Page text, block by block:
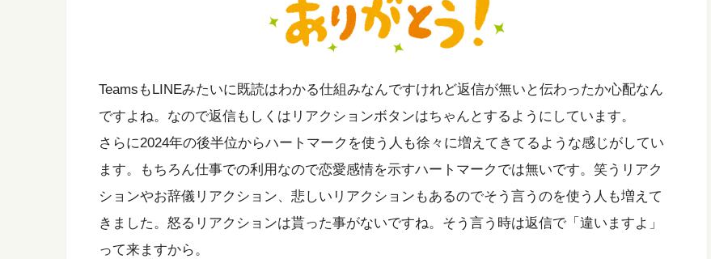
TeamsもLINEみたいに既読はわかる仕組みなんですけれど返信が無いと伝わったか心配なん
ですよね。なので返信もしくはリアクションボタンはちゃんとするようにしています。
さらに2024年の後半位からハートマークを使う人も徐々に増えてきてるような感じがしてい
ます。もちろん仕事での利用なので恋愛感情を示すハートマークでは無いです。笑うリアク
ションやお辞儀リアクション、悲しいリアクションもあるのでそう言うのを使う人も増えて
きました。怒るリアクションは貰った事がないですね。そう言う時は返信で「違いますよ」
って来ますから。